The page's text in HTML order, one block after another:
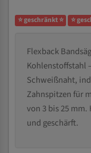
⭐ geschränkt ⭐ ⭐
Flexback
Kohlenstoffstahl
Schweißnaht,
Zahnspitzen für
von 3 bis 25
und geschärft.